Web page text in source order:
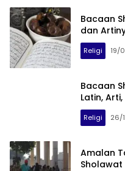
Bacaan
dan
Religi 19/
Bacaan
Latin,
Religi 26/
Amalan
Sholawat